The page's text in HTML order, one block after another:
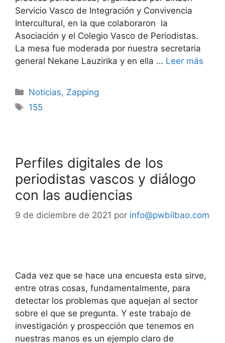
Servicio Vasco de Integración y Convivencia
Intercultural, en la que colaboraron la
Asociación y el Colegio Vasco de Periodistas.
La mesa fue moderada por nuestra secretaria
general Nekane Lauzirika y en ella … Leer más
Noticias, Zapping
155
Perfiles digitales de los
periodistas vascos y diálogo
con las audiencias
9 de diciembre de 2021 por info@pwbilbao.com
Cada vez que se hace una encuesta esta sirve,
entre otras cosas, fundamentalmente, para
detectar los problemas que aquejan al sector
sobre el que se pregunta. Y este trabajo de
investigación y prospección que tenemos en
nuestras manos es un ejemplo claro de